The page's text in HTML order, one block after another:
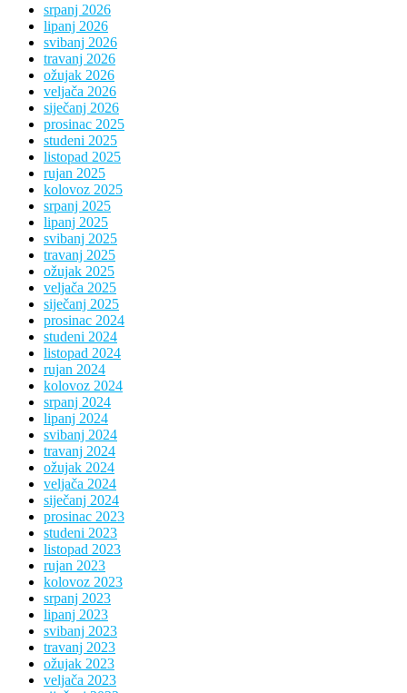
srpanj 2026
lipanj 2026
svibanj 2026
travanj 2026
ožujak 2026
veljača 2026
siječanj 2026
prosinac 2025
studeni 2025
listopad 2025
rujan 2025
kolovoz 2025
srpanj 2025
lipanj 2025
svibanj 2025
travanj 2025
ožujak 2025
veljača 2025
siječanj 2025
prosinac 2024
studeni 2024
listopad 2024
rujan 2024
kolovoz 2024
srpanj 2024
lipanj 2024
svibanj 2024
travanj 2024
ožujak 2024
veljača 2024
siječanj 2024
prosinac 2023
studeni 2023
listopad 2023
rujan 2023
kolovoz 2023
srpanj 2023
lipanj 2023
svibanj 2023
travanj 2023
ožujak 2023
veljača 2023